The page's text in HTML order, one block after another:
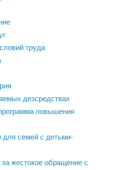
труда
дезсредствах
повышения
для семей с детьми-
жестокое обращение с